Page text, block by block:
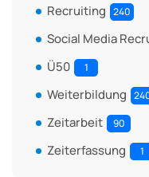
Recruiting 240
Social Media
Ü50 1
Weiterbildung
Zeitarbeit 90
Zeiterfassung 1